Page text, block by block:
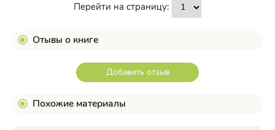
Перейти на страницу:
Отывы о книге
Добавить отзыв
Похожие материалы